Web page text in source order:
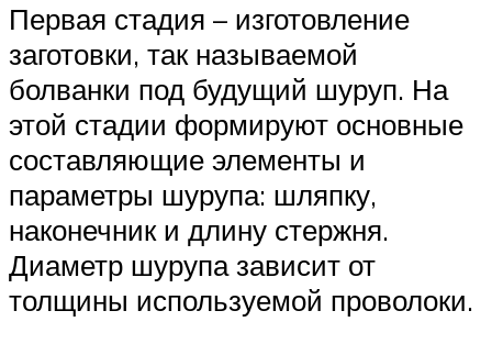
Первая стадия – изготовление
заготовки, так называемой
болванки под будущий шуруп. На
этой стадии формируют основные
составляющие элементы и
параметры шурупа: шляпку,
наконечник и длину стержня.
Диаметр шурупа зависит от
толщины используемой проволоки.